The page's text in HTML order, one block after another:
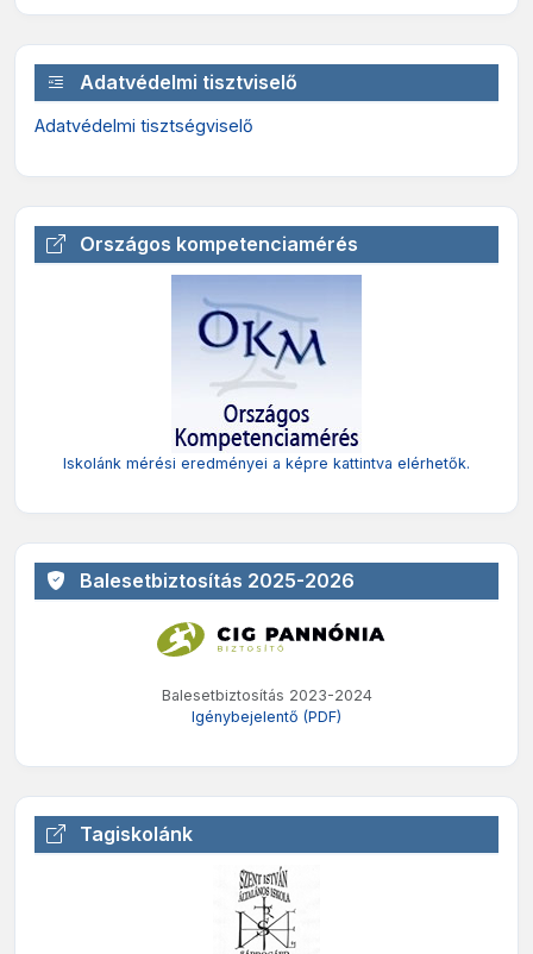
Adatvédelmi tisztviselő
Adatvédelmi tisztségviselő
Országos kompetenciamérés
Iskolánk mérési eredményei a képre kattintva elérhetők.
Balesetbiztosítás 2025-2026
Balesetbiztosítás 2023-2024
Igénybejelentő (PDF)
Tagiskolánk